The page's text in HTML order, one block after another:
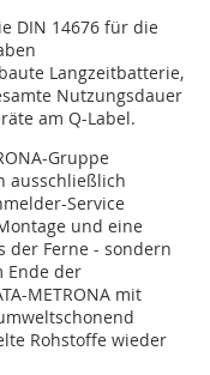
DIN 14676 für die
Langzeitbatterie,
Nutzungsdauer
am Q-Label.
Gruppe
ausschließlich
Service
und eine
der Ferne - sondern
Ende der
METRONA mit
Rohstoffe wieder